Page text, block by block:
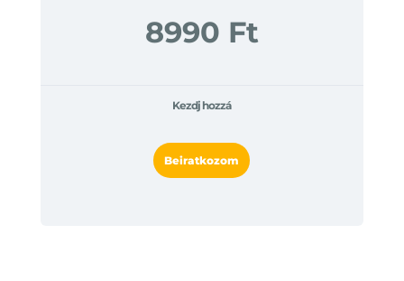
8990 Ft
Kezdj hozzá
Beiratkozom